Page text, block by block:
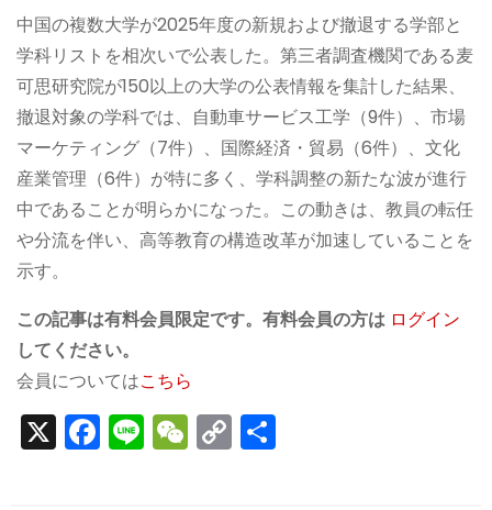
中国の複数大学が2025年度の新規および撤退する学部と
学科リストを相次いで公表した。第三者調査機関である麦
可思研究院が150以上の大学の公表情報を集計した結果、
撤退対象の学科では、自動車サービス工学（9件）、市場
マーケティング（7件）、国際経済・貿易（6件）、文化
産業管理（6件）が特に多く、学科調整の新たな波が進行
中であることが明らかになった。この動きは、教員の転任
や分流を伴い、高等教育の構造改革が加速していることを
示す。
この記事は有料会員限定です。有料会員の方は ログイン
してください。
会員についてはこちら
X F
a
Li
n
W
e
C
o